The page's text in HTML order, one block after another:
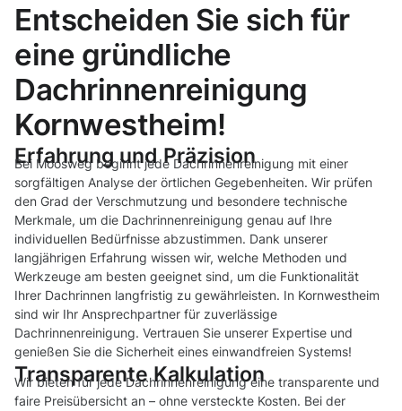
Entscheiden Sie sich für
eine gründliche
Dachrinnenreinigung
Kornwestheim!
Erfahrung und Präzision
Bei Moosweg beginnt jede Dachrinnenreinigung mit einer
sorgfältigen Analyse der örtlichen Gegebenheiten. Wir prüfen
den Grad der Verschmutzung und besondere technische
Merkmale, um die Dachrinnenreinigung genau auf Ihre
individuellen Bedürfnisse abzustimmen. Dank unserer
langjährigen Erfahrung wissen wir, welche Methoden und
Werkzeuge am besten geeignet sind, um die Funktionalität
Ihrer Dachrinnen langfristig zu gewährleisten. In Kornwestheim
sind wir Ihr Ansprechpartner für zuverlässige
Dachrinnenreinigung. Vertrauen Sie unserer Expertise und
genießen Sie die Sicherheit eines einwandfreien Systems!
Transparente Kalkulation
Wir bieten für jede Dachrinnenreinigung eine transparente und
faire Preisübersicht an – ohne versteckte Kosten. Bei der